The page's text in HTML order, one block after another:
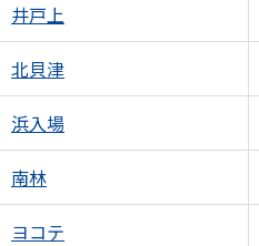
井戸上
北貝津
浜入場
南林
ヨコテ